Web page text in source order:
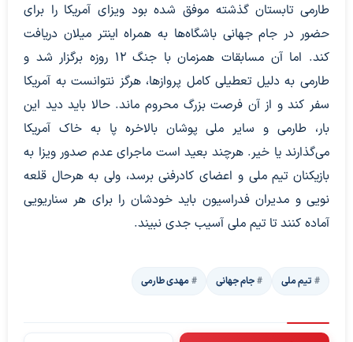
طارمی تابستان گذشته موفق شده بود ویزای آمریکا را برای
حضور در جام جهانی باشگاه‌ها به همراه اینتر میلان دریافت
کند. اما آن مسابقات همزمان با جنگ ۱۲ روزه برگزار شد و
طارمی به دلیل تعطیلی کامل پروازها، هرگز نتوانست به آمریکا
سفر کند و از آن فرصت بزرگ محروم ماند. حالا باید دید این
بار، طارمی و سایر ملی پوشان بالاخره پا به خاک آمریکا
می‌گذارند یا خیر. هرچند بعید است ماجرای عدم صدور ویزا به
بازیکنان تیم ملی و اعضای کادرفنی برسد، ولی به هرحال قلعه
نویی و مدیران فدراسیون باید خودشان را برای هر سناریویی
آماده کنند تا تیم ملی آسیب جدی نبیند.
تیم ملی جام جهانی مهدی طارمی